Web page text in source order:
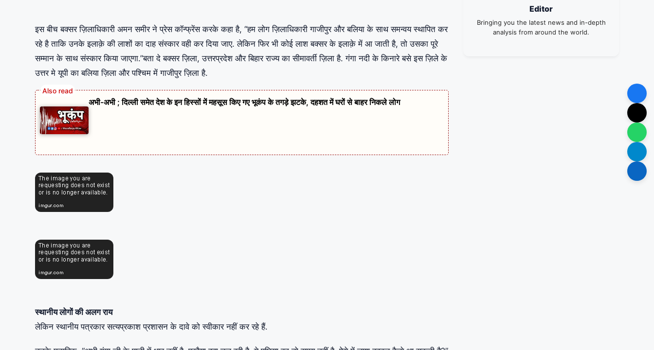
इस बीच बक्सर ज़िलाधिकारी अमन समीर ने प्रेस कॉन्फ्रेंस करके कहा है, “हम लोग ज़िलाधिकारी गाजीपुर और बलिया के साथ समन्वय स्थापित कर
रहे है ताकि उनके इलाक़े की लाशों का दाह संस्कार वही कर दिया जाए. लेकिन फिर भी कोई लाश बक्सर के इलाक़े में आ जाती है, तो उसका पूरे
सम्मान के साथ संस्कार किया जाएगा.”बता दे बक्सर ज़िला, उत्तरप्रदेश और बिहार राज्य का सीमावर्ती ज़िला है. गंगा नदी के किनारे बसे इस ज़िले के
उत्तर मे यूपी का बलिया ज़िला और पश्चिम में गाजीपुर ज़िला है.
अभी-अभी ; दिल्ली समेत देश के इन हिस्सों में महसूस किए गए भूकंप के तगड़े झटके, दहशत में घरों से बाहर निकले लोग
स्थानीय लोगों की अलग राय
लेकिन स्थानीय पत्रकार सत्यप्रकाश प्रशासन के दावे को स्वीकार नहीं कर रहे हैं.
Editor
Bringing you the latest news and in-depth
analysis from around the world.